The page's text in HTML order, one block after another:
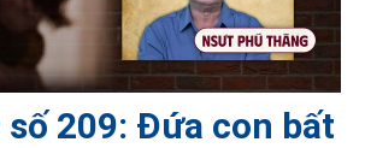
209: Đứa con bất